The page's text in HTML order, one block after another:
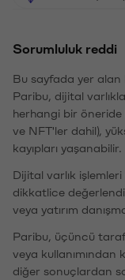
Sorumluluk reddi
Bu sayfada yer alan
Paribu, dijital
herhangi bir
ve NFT'ler dahil),
kayıpları yaşanabilir.
Dijital varlık
dikkatlice
veya yatırım
Paribu, üçüncü
veya kullanımından
diğer sonuçlardan